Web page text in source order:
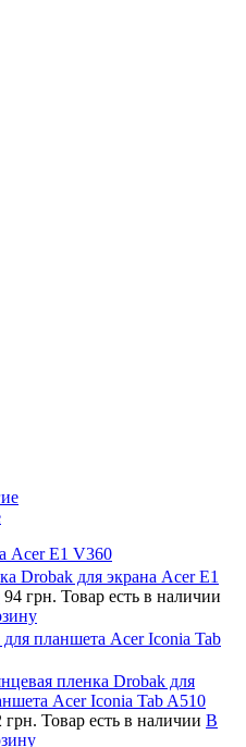
Acer E1 V360
Drobak для экрана Acer E1
94 грн. Товар есть в наличии
планшета Acer Iconia Tab
пленка Drobak для
Acer Iconia Tab A510
грн. Товар есть в наличии В